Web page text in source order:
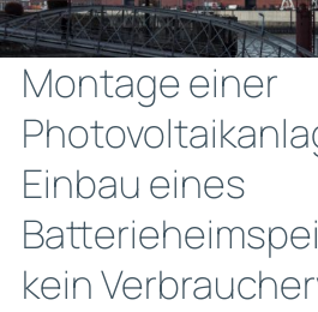
Montage einer
Einbau eines
kein